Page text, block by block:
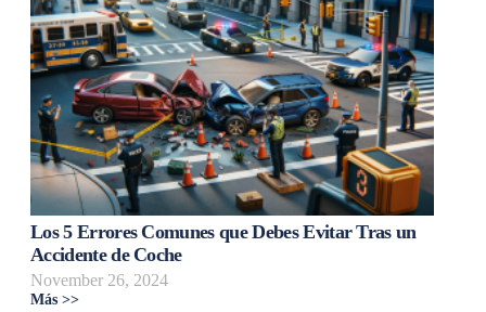
Los 5 Errores Comunes que Debes Evitar Tras un
Accidente de Coche
November 26, 2024
Más >>